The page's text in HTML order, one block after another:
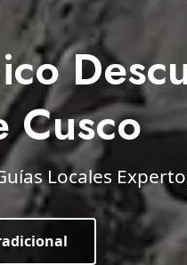
Cusco
Locales